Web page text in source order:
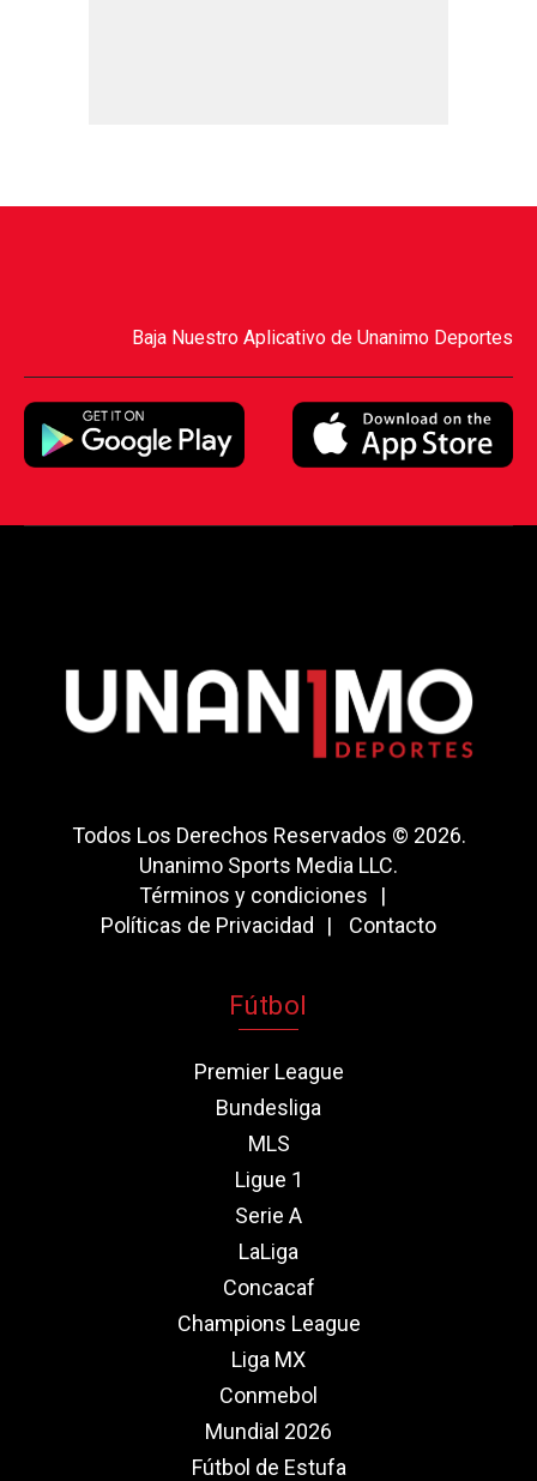
Baja Nuestro Aplicativo de Unanimo Deportes
Todos Los Derechos Reservados © 2026.
Unanimo Sports Media LLC.
Términos y condiciones
Políticas de Privacidad
Contacto
Fútbol
Premier League
Bundesliga
MLS
Ligue 1
Serie A
LaLiga
Concacaf
Champions League
Liga MX
Conmebol
Mundial 2026
Fútbol de Estufa